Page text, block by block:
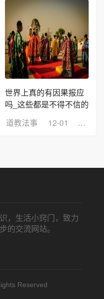
世界上真的有因果报应
吗_这些都是不得不信的
道教法事
12-01 浏览
，生活小窍门，致力
的交流网站。
Reserved